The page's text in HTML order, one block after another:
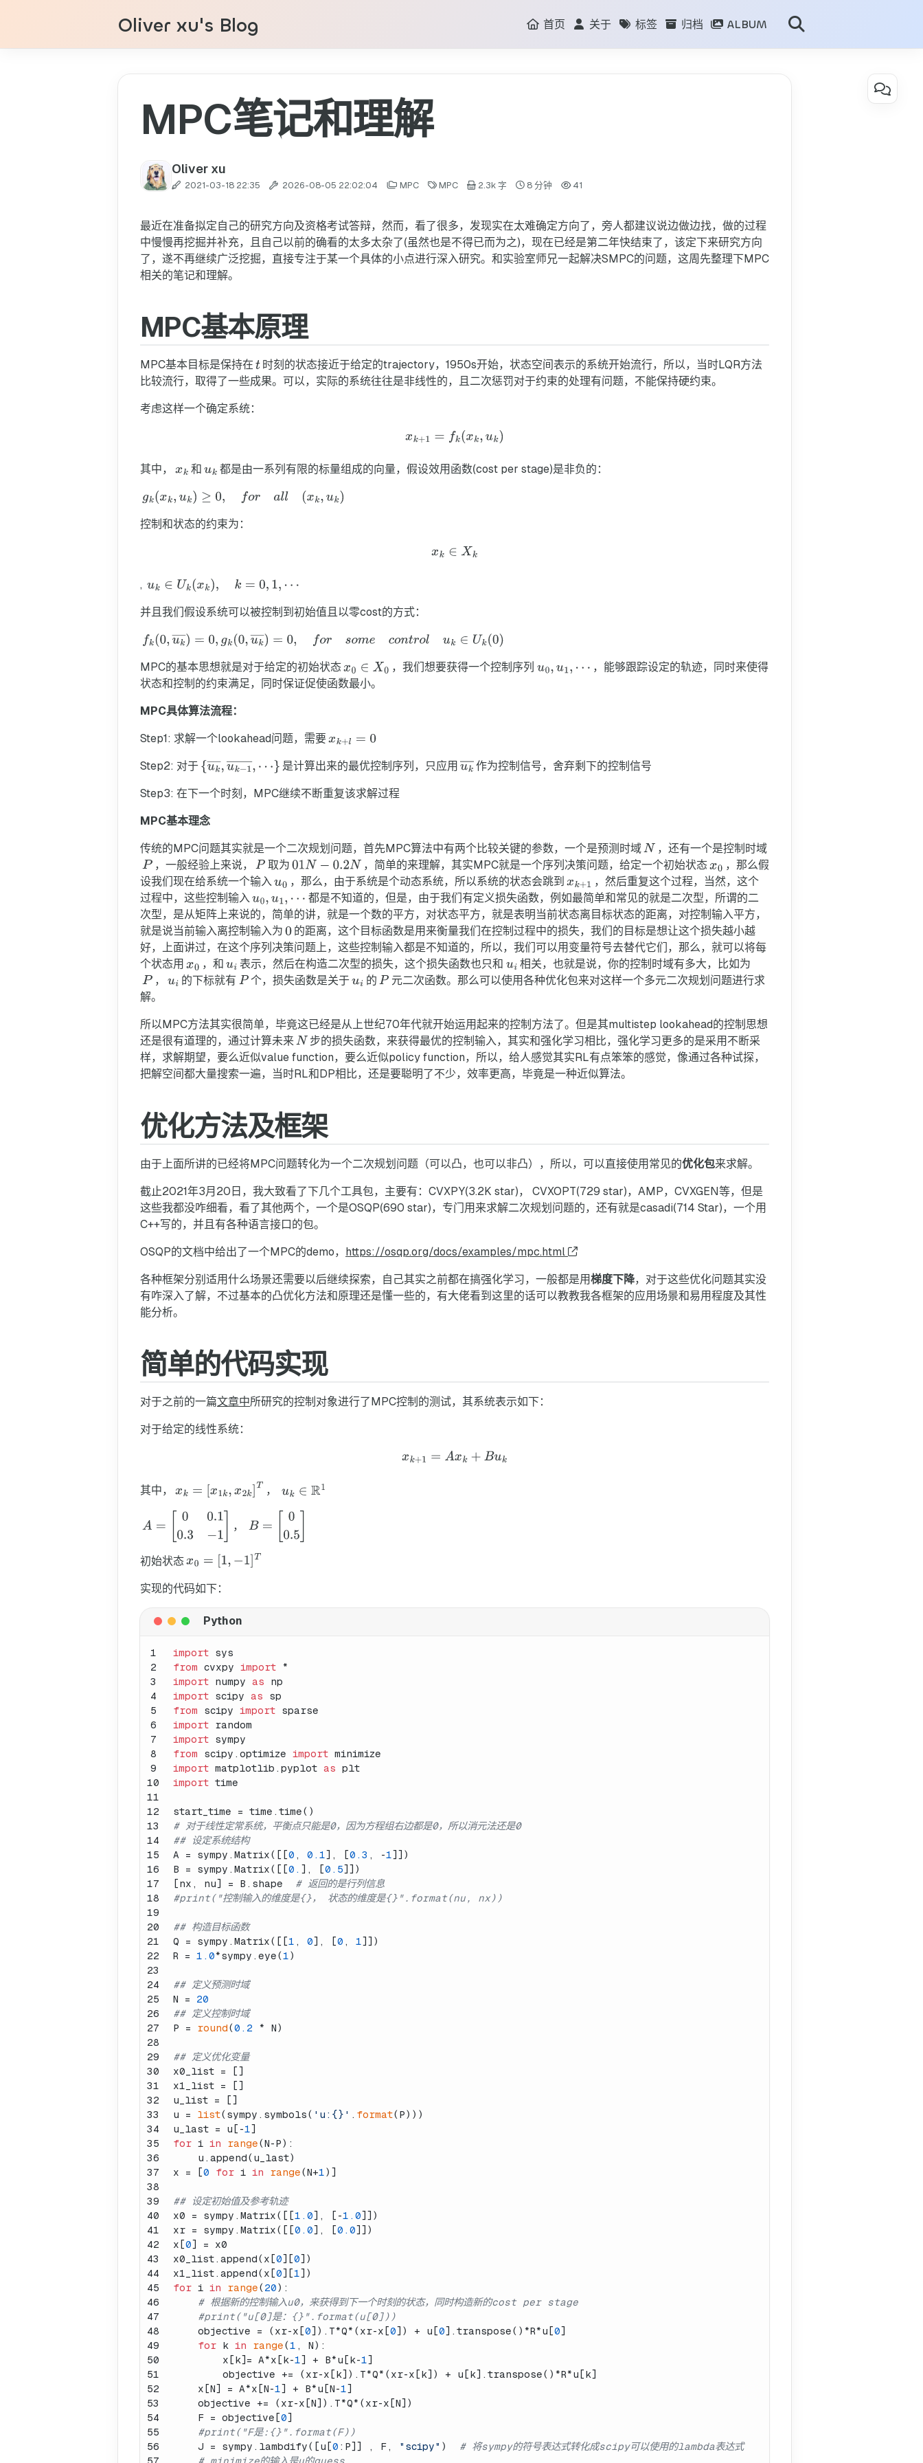
Oliver xu's Blog 首页 关于 标签 归档 ALBUM
MPC笔记和理解
Oliver xu
2021-03-18 22:35 2026-08-05 22:02:04 MPC MPC 2.3k 字 8 分钟 41
最近在准备拟定自己的研究方向及资格考试答辩，然而，看了很多，发现实在太难确定方向了，旁人都建议说边做边找，做的过程
中慢慢再挖掘并补充，且自己以前的确看的太多太杂了(虽然也是不得已而为之)，现在已经是第二年快结束了，该定下来研究方向
了，遂不再继续广泛挖掘，直接专注于某一个具体的小点进行深入研究。和实验室师兄一起解决SMPC的问题，这周先整理下MPC
相关的笔记和理解。
MPC基本原理
MPC基本目标是保持在
时刻的状态接近于给定的trajectory，1950s开始，状态空间表示的系统开始流行，所以，当时LQR方法
比较流行，取得了一些成果。可以，实际的系统往往是非线性的，且二次惩罚对于约束的处理有问题，不能保持硬约束。
考虑这样一个确定系统：
其中， 和 都是由一系列有限的标量组成的向量，假设效用函数(cost per stage)是非负的：
控制和状态的约束为：
,
并且我们假设系统可以被控制到初始值且以零cost的方式：
MPC的基本思想就是对于给定的初始状态 ，我们想要获得一个控制序列
，能够跟踪设定的轨迹，同时来使得
状态和控制的约束满足，同时保证促使函数最小。
MPC具体算法流程：
Step1: 求解一个lookahead问题，需要
Step2: 对于 是计算出来的最优控制序列，只应用 作为控制信号，舍弃剩下的控制信号
Step3: 在下一个时刻，MPC继续不断重复该求解过程
MPC基本理念
传统的MPC问题其实就是一个二次规划问题，首先MPC算法中有两个比较关键的参数，一个是预测时域
，还有一个是控制时域
，一般经验上来说，
取为 ，简单的来理解，其实MPC就是一个序列决策问题，给定一个初始状态
，那么假
设我们现在给系统一个输入
，那么，由于系统是个动态系统，所以系统的状态会跳到
，然后重复这个过程，当然，这个
过程中，这些控制输入
都是不知道的，但是，由于我们有定义损失函数，例如最简单和常见的就是二次型，所谓的二
次型，是从矩阵上来说的，简单的讲，就是一个数的平方，对状态平方，就是表明当前状态离目标状态的距离，对控制输入平方，
就是说当前输入离控制输入为
的距离，这个目标函数是用来衡量我们在控制过程中的损失，我们的目标是想让这个损失越小越
好，上面讲过，在这个序列决策问题上，这些控制输入都是不知道的，所以，我们可以用变量符号去替代它们，那么，就可以将每
个状态用
，和 表示，然后在构造二次型的损失，这个损失函数也只和
相关，也就是说，你的控制时域有多大，比如为
，
的下标就有 个，损失函数是关于 的
元二次函数。那么可以使用各种优化包来对这样一个多元二次规划问题进行求
解。
所以MPC方法其实很简单，毕竟这已经是从上世纪70年代就开始运用起来的控制方法了。但是其multistep lookahead的控制思想
还是很有道理的，通过计算未来
步的损失函数，来获得最优的控制输入，其实和强化学习相比，强化学习更多的是采用不断采
样，求解期望，要么近似value function，要么近似policy function，所以，给人感觉其实RL有点笨笨的感觉，像通过各种试探，
把解空间都大量搜索一遍，当时RL和DP相比，还是要聪明了不少，效率更高，毕竟是一种近似算法。
优化方法及框架
由于上面所讲的已经将MPC问题转化为一个二次规划问题（可以凸，也可以非凸），所以，可以直接使用常见的优化包来求解。
截止2021年3月20日，我大致看了下几个工具包，主要有：CVXPY(3.2K star)， CVXOPT(729 star)，AMP，CVXGEN等，但是
这些我都没咋细看，看了其他两个，一个是OSQP(690 star)，专门用来求解二次规划问题的，还有就是casadi(714 Star)，一个用
C++写的，并且有各种语言接口的包。
OSQP的文档中给出了一个MPC的demo， https://osqp.org/docs/examples/mpc.html
各种框架分别适用什么场景还需要以后继续探索，自己其实之前都在搞强化学习，一般都是用梯度下降，对于这些优化问题其实没
有咋深入了解，不过基本的凸优化方法和原理还是懂一些的，有大佬看到这里的话可以教教我各框架的应用场景和易用程度及其性
能分析。
简单的代码实现
对于之前的一篇文章中所研究的控制对象进行了MPC控制的测试，其系统表示如下：
对于给定的线性系统：
其中， ，
，
初始状态
实现的代码如下：
1
2
3
4
5
6
7
8
9
10
11
12
13
14
15
16
17
18
19
20
21
22
23
24
25
26
27
28
29
30
31
32
33
34
35
36
37
38
39
40
41
42
43
44
45
46
47
48
49
50
51
52
53
54
55
56
57
import sys
from cvxpy import *
import numpy as np
import scipy as sp
from scipy import sparse
import random
import sympy
from scipy.optimize import minimize
import matplotlib.pyplot as plt
import time
start_time = time.time()
# 对于线性定常系统，平衡点只能是0，因为方程组右边都是0，所以消元法还是0
## 设定系统结构
A = sympy.Matrix([[0 , 0.1], [0.3 , -1]])
B = sympy.Matrix([[0. ], [0.5]])
[nx, nu] = B.shape # 返回的是行列信息
#print("控制输入的维度是{}， 状态的维度是{}".format(nu, nx))
## 构造目标函数
Q = sympy.Matrix([[1 , 0], [0 , 1]])
R = 1.0*sympy.eye(1)
## 定义预测时域
N = 20
## 定义控制时域
P = round(0.2 * N)
## 定义优化变量
x0_list = []
x1_list = []
u_list = []
u = list(sympy.symbols( 'u:{}' . format(P)))
u_last = u[-1]
for i in range(N-P):
    u.append(u_last)
x = [0 for i in range(N+1)]
## 设定初始值及参考轨迹
x0 = sympy.Matrix([[1.0], [-1.0]])
xr = sympy.Matrix([[0.0], [0.0]])
x[0] = x0
x0_list.append(x[0][0])
x1_list.append(x[0][1])
for i in range(20):
# 根据新的控制输入u0，来获得到下一个时刻的状态，同时构造新的cost per stage
#print("u[0]是：{}".format(u[0]))
    objective = (xr-x[
0]).T*Q*(xr-x[0]) + u[0].transpose()*R*u[0]
for k in range(1 , N):
        x[k]= A*x[k-
1] + B*u[k-1]
        objective += (xr-x[k]).T*Q*(xr-x[k]) + u[k].transpose()*R*u[k]
    x[N] = A*x[N-
1] + B*u[N-1]
    objective += (xr-x[N]).T*Q*(xr-x[N])
    F = objective[
0]
#print("F是:{}".format(F))
    J = sympy.lambdify([u[
0 :P]] , F, "scipy" ) # 将sympy的符号表达式转化成scipy可以使用的lambda表达式
# minimize的输入是u的guess